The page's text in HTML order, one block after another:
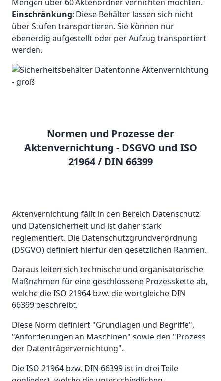
Mengen über 60 Aktenordner vernichten möchten.
Einschränkung: Diese Behälter lassen sich nicht
über Stufen transportieren. Sie können nur
ebenerdig aufgestellt oder per Aufzug transportiert
werden.
Normen und Prozesse der
Aktenvernichtung - DSGVO und ISO
21964 / DIN 66399
Aktenvernichtung fällt in den Bereich Datenschutz
und Datensicherheit und ist daher stark
reglementiert. Die Datenschutzgrundverordnung
(DSGVO) definiert hierfür den gesetzlichen Rahmen.
Daraus leiten sich technische und organisatorische
Maßnahmen für eine geschlossene Prozesskette ab,
welche die ISO 21964 bzw. die wortgleiche DIN
66399 beschreibt.
Diese Norm definiert "Grundlagen und Begriffe",
"Anforderungen an Maschinen" sowie den "Prozess
der Datenträgervernichtung".
Die ISO 21964 bzw. DIN 66399 ist in drei Teile